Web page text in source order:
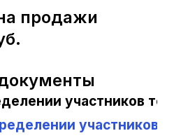
продажи
участников
участников